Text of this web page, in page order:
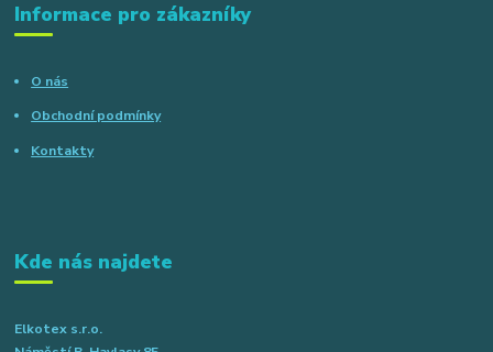
Informace pro zákazníky
O nás
Obchodní podmínky
Kontakty
Kde nás najdete
Elkotex s.r.o.